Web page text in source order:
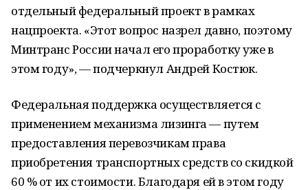
отдельный федеральный проект в рамках
нацпроекта. «Этот вопрос назрел давно, поэтому
Минтранс России начал его проработку уже в
этом году», ― подчеркнул Андрей Костюк.
Федеральная поддержка осуществляется с
применением механизма лизинга — путем
предоставления перевозчикам права
приобретения транспортных средств со скидкой
60 % от их стоимости. Благодаря ей в этом году